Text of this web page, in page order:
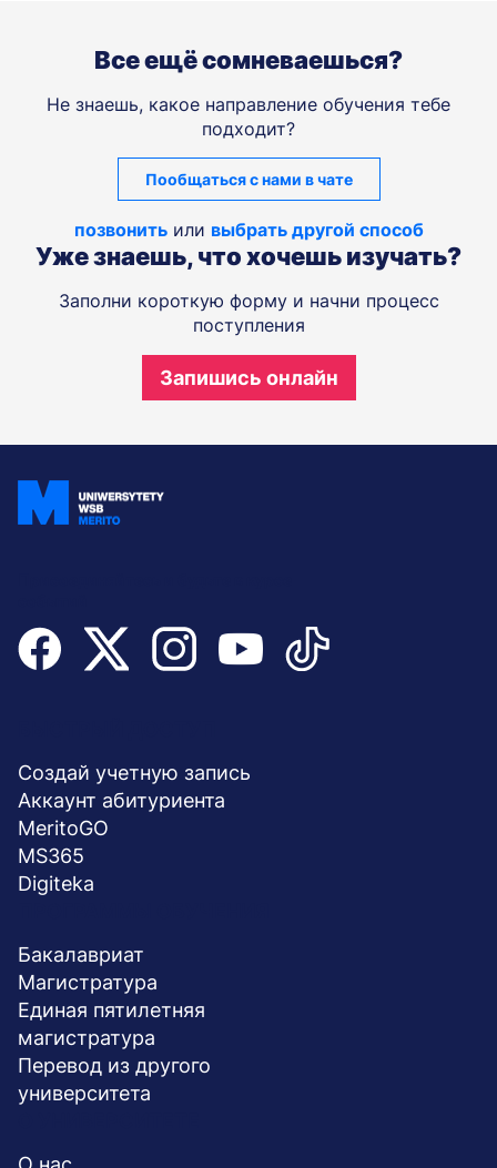
Все ещё сомневаешься?
Не знаешь, какое направление обучения тебе
подходит?
Пообщаться с нами в чате
позвонить или выбрать другой способ
Уже знаешь, что хочешь изучать?
Заполни короткую форму и начни процесс
поступления
Запишись онлайн
stopka
Создай учетную запись
Aккаунт абитуриента
MeritoGO
MS365
Digiteka
Бакалавриат
Магистратура
Единая пятилетняя
магистратура
Перевод из другого
университета